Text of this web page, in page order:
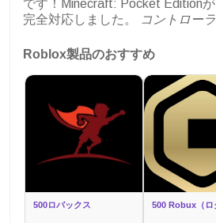
です！Minecraft: Pocket Edition
完全対応しました。
コントロー
Roblox製品のおすすめ
500ロバックス